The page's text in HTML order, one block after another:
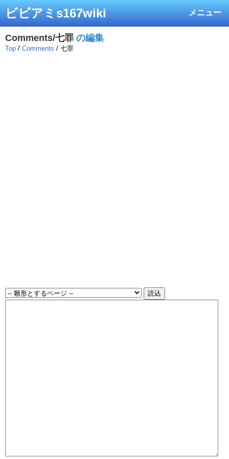
メニュー
ビビアミs167wiki
Comments/七罪 の編集
Top / Comments / 七罪